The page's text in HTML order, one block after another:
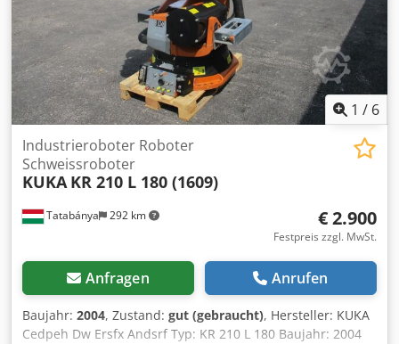
1 / 6
Tatabánya 292 km
Industrieroboter Roboter
Schweissroboter
KUKA KR 210 L 180 (1609)
€ 2.900
Festpreis zzgl. MwSt.
Anfragen Anrufen
Baujahr: 2004, Zustand: gut (gebraucht), Hersteller: KUKA
Cedpeh Dw Ersfx Andsrf Typ: KR 210 L 180 Baujahr: 2004